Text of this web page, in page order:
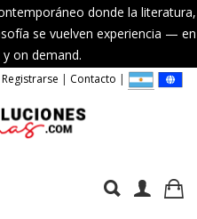
donde la literatura,
se vuelven experiencia — en
on demand.
| Contacto |